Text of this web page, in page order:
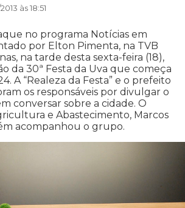
às 18:51
no programa Notícias em
por Elton Pimenta, na TVB
na tarde desta sexta-feira (18),
da 30ª Festa da Uva que começa
A “Realeza da Festa” e o prefeito
os responsáveis por divulgar o
conversar sobre a cidade. O
e Abastecimento, Marcos
acompanhou o grupo.